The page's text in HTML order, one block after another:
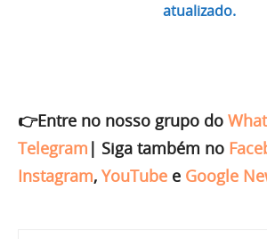
atualizado.
👉Entre no nosso grupo do
Telegram | Siga também no
Instagram, YouTube e Google